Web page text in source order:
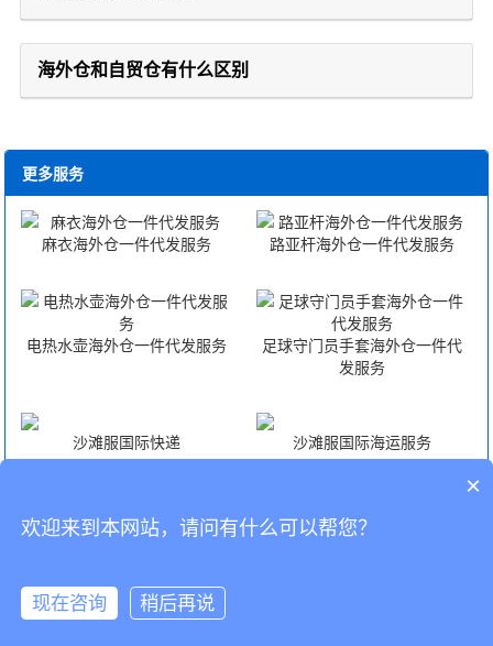
海外仓和自贸仓有什么区别
更多服务
麻衣海外仓一件代发服务 路亚杆海外仓一件代发服务
电热水壶海外仓一件代发服务
足球守门员手套海外仓一件代
发服务
沙滩服国际快递 沙滩服国际海运服务
沙滩服国际空运服务 沙滩服FBA头程
CopyRight © 深圳市韬博供应链有限公司
×
欢迎来到本网站，请问有什么可以帮您？
现在咨询 稍后再说